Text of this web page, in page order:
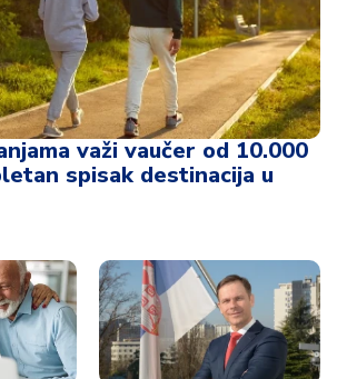
važi vaučer od 10.000
spisak destinacija u